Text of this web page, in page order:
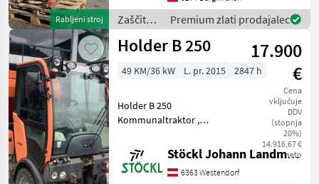
Rabljeni stroj
tritočkovni priklop -
veljavna tehnična
preglednica -
Zaščita
rastlin /
Holder
Premium zlati prodajalec
Holder B 250
17.900
€
Cena
vključuje
DDV
(stopnja
20%)
14.916,67 €
neto
49 KM/36 kW L. pr. 2015 2847 h
Holder B 250
Kommunaltraktor ,
Fahrantrieb 40 km/h,
Kabine, Fronthydraulik,
Rasenbereifung,
Stöckl Johann Landmaschinen GesmbH & Co KG
6363 Westendorf